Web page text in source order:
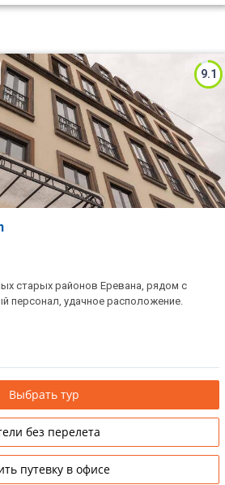
9.1
старых районов Еревана, рядом с
персонал, удачное расположение.
Выбрать тур
без перелета
путевку в офисе